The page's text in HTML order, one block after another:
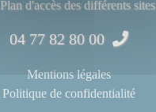
Plan d'accès des différents sites
04 77 82 80 00
Mentions légales
Politique de confidentialité